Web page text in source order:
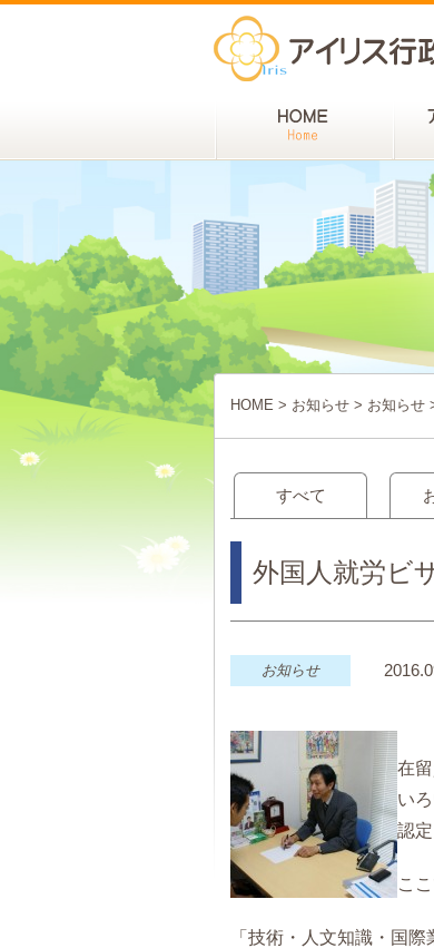
HOME > お知らせ > お知らせ
すべて
外国人就労ビ
お知らせ
在
い
認
こ
「技術・人文知識・国